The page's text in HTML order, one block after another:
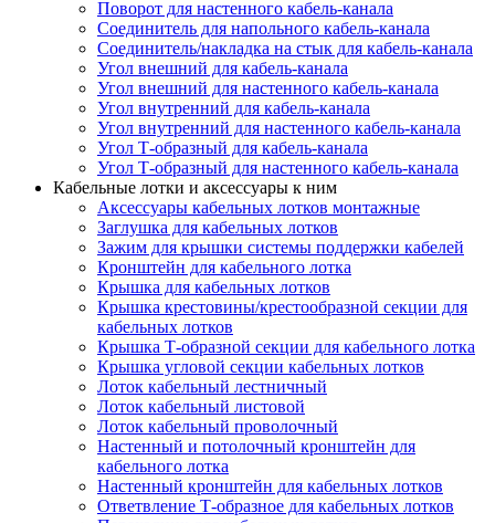
Поворот для настенного кабель-канала
Соединитель для напольного кабель-канала
Соединитель/накладка на стык для кабель-канала
Угол внешний для кабель-канала
Угол внешний для настенного кабель-канала
Угол внутренний для кабель-канала
Угол внутренний для настенного кабель-канала
Угол Т-образный для кабель-канала
Угол Т-образный для настенного кабель-канала
Кабельные лотки и аксессуары к ним
Аксессуары кабельных лотков монтажные
Заглушка для кабельных лотков
Зажим для крышки системы поддержки кабелей
Кронштейн для кабельного лотка
Крышка для кабельных лотков
Крышка крестовины/крестообразной секции для
кабельных лотков
Крышка Т-образной секции для кабельного лотка
Крышка угловой секции кабельных лотков
Лоток кабельный лестничный
Лоток кабельный листовой
Лоток кабельный проволочный
Настенный и потолочный кронштейн для
кабельного лотка
Настенный кронштейн для кабельных лотков
Ответвление Т-образное для кабельных лотков